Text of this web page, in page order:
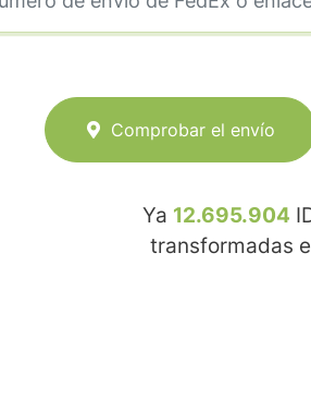
Comprobar el envío
Ya 12.695.904
transformadas